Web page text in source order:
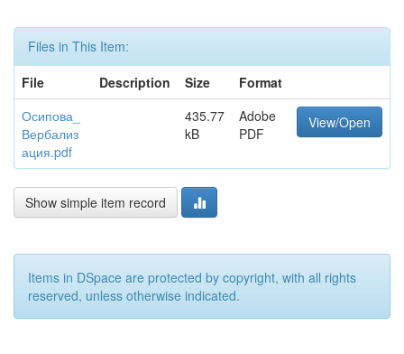
Files in This Item:
File
Description Size
Format
Осипова_
Вербализ
ация.pdf
435.77
kB
Adobe
PDF
View/Open
Show simple item record
Items in DSpace are protected by copyright, with all rights
reserved, unless otherwise indicated.